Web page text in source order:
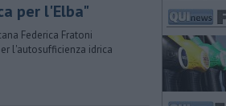
per l'Elba"
Federica Fratoni
l'autosufficienza idrica